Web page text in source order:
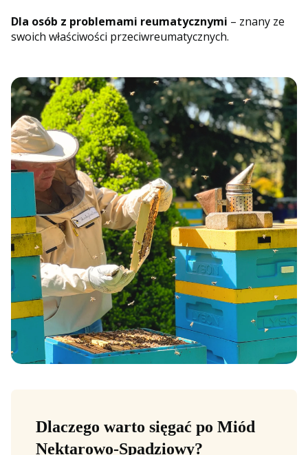
Dla osób z problemami reumatycznymi – znany ze
swoich właściwości przeciwreumatycznych.
Dlaczego warto sięgać po Miód
Nektarowo-Spadziowy?